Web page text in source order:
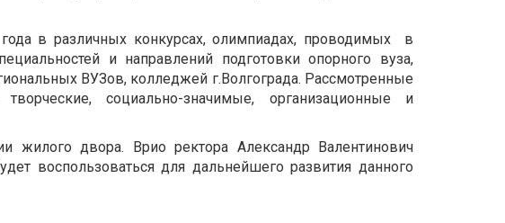
в различных конкурсах, олимпиадах, проводимых в
и направлений подготовки опорного вуза,
ВУЗов, колледжей г.Волгограда. Рассмотренные
социально-значимые, организационные и
жилого двора. Врио ректора Александр Валентинович
воспользоваться для дальнейшего развития данного